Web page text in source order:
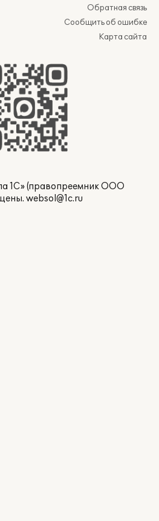
Обратная связь
Сообщить об ошибке
Карта сайта
1С» (правопреемник ООО
websol@1c.ru